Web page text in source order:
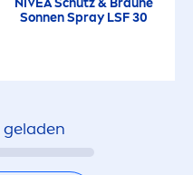
NIVEASchutz & Bräune
Sonnen Spray LSF 30
geladen